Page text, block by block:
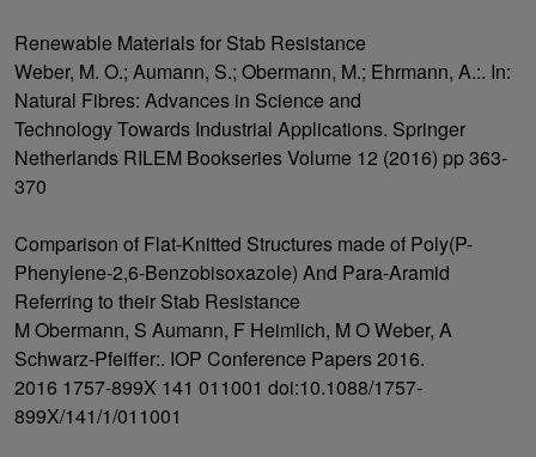
Renewable Materials for Stab Resistance
Weber, M. O.; Aumann, S.; Obermann, M.; Ehrmann, A.:. In:
Natural Fibres: Advances in Science and
Technology Towards Industrial Applications. Springer
Netherlands RILEM Bookseries Volume 12 (2016) pp 363-
370
Comparison of Flat-Knitted Structures made of Poly(P-
Phenylene-2,6-Benzobisoxazole) And Para-Aramid
Referring to their Stab Resistance
M Obermann, S Aumann, F Heimlich, M O Weber, A
Schwarz-Pfeiffer:. IOP Conference Papers 2016.
2016 1757-899X 141 011001 doi:10.1088/1757-
899X/141/1/011001